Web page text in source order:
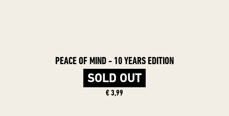
PEACE OF MIND - 10 YEARS EDITION
SOLD OUT
€ 3,99